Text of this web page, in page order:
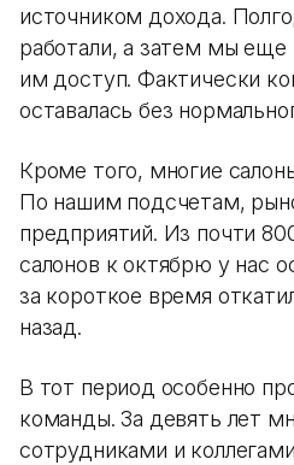
источником дохода.
работали, а затем мы еще
им доступ. Фактически
оставалась без
Кроме того, многие
По нашим подсчетам,
предприятий. Из почти
салонов к октябрю у нас
за короткое время
назад.
В тот период особенно
команды. За девять лет
сотрудниками и